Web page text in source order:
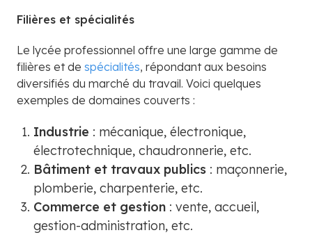
Filières et spécialités
Le lycée professionnel offre une large gamme de
filières et de spécialités, répondant aux besoins
diversifiés du marché du travail. Voici quelques
exemples de domaines couverts :
Industrie : mécanique, électronique,
électrotechnique, chaudronnerie, etc.
Bâtiment et travaux publics : maçonnerie,
plomberie, charpenterie, etc.
Commerce et gestion : vente, accueil,
gestion-administration, etc.